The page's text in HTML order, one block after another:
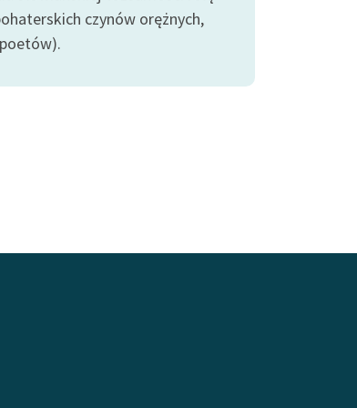
czynów orężnych,